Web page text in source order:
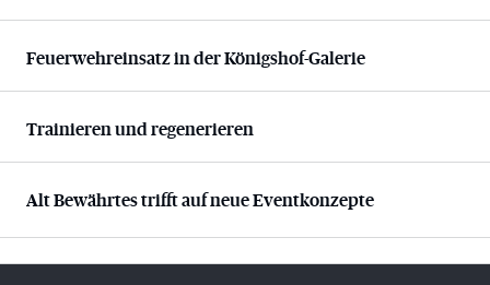
Feuerwehreinsatz in der Königshof-Galerie
Feuerwehreinsatz in der Königshof-Galerie
Trainieren und regenerieren
Trainieren und regenerieren
Alt Bewährtes trifft auf neue Eventkonzepte
Alt Bewährtes trifft auf neue Eventkonzepte